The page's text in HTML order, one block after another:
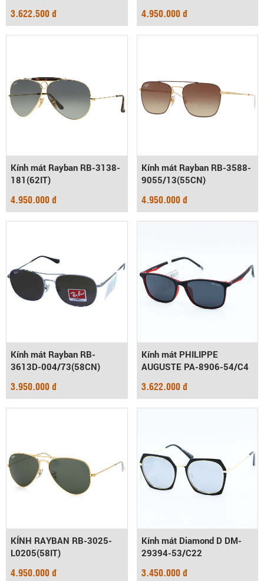
3.622.500 đ 4.950.000 đ
Kính mát Rayban RB-3138-
181(62IT)
4.950.000 đ
Kính mát Rayban RB-3588-
9055/13(55CN)
4.950.000 đ
Kính mát Rayban RB-
3613D-004/73(58CN)
3.950.000 đ
Kính mát PHILIPPE
AUGUSTE PA-8906-54/C4
3.622.000 đ
KÍNH RAYBAN RB-3025-
L0205(58IT)
4.950.000 đ
Kính mát Diamond D DM-
29394-53/C22
3.450.000 đ